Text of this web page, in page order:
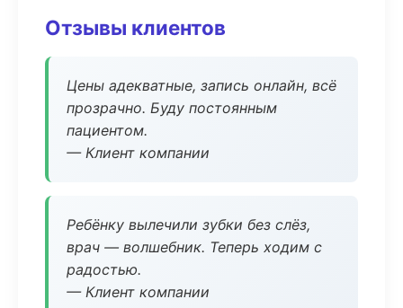
Отзывы клиентов
Цены адекватные, запись онлайн, всё
прозрачно. Буду постоянным
пациентом.
— Клиент компании
Ребёнку вылечили зубки без слёз,
врач — волшебник. Теперь ходим с
радостью.
— Клиент компании